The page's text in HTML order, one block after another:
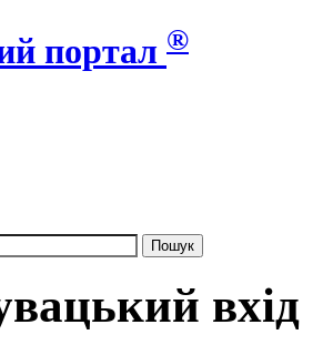
портал ®
вхід